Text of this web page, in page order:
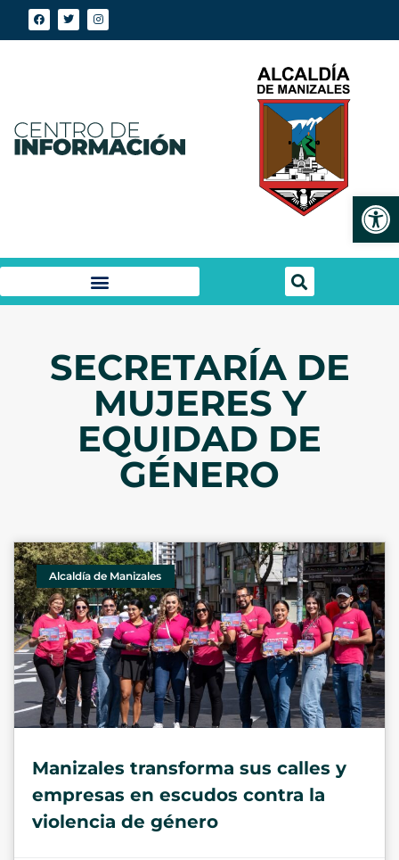
SECRETARÍA DE
MUJERES Y
EQUIDAD DE
GÉNERO
Alcaldía de Manizales
Manizales transforma sus calles y
empresas en escudos contra la
violencia de género